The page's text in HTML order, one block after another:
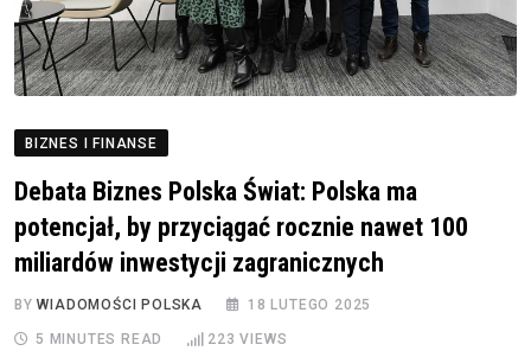
BIZNES I FINANSE
Debata Biznes Polska Świat: Polska ma
potencjał, by przyciągać rocznie nawet 100
miliardów inwestycji zagranicznych
BYWIADOMOŚCI POLSKA 18 LUTEGO 2025
5 MINUTES READ 223 VIEWS